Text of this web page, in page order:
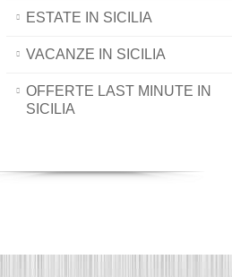
ESTATE IN SICILIA
VACANZE IN SICILIA
OFFERTE LAST MINUTE IN
SICILIA